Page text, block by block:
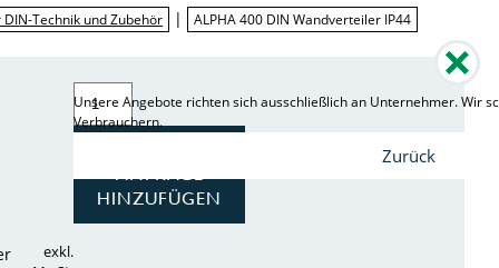
Technik und Zubehör | ALPHA 400 DIN Wandverteiler IP44
exkl.
ANFRAGE
HINZUFÜGEN
Unsere Angebote richten sich ausschließlich an Unternehmer. Wir
Verbrauchern.
Zurück